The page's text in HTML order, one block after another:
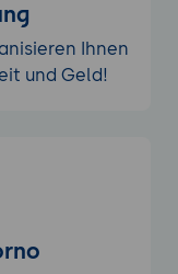
Ihnen
und Geld!